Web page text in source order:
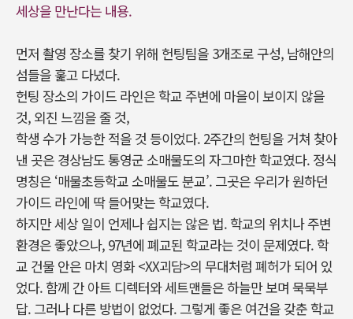
세상을 만난다는 내용.
먼저 촬영 장소를 찾기 위해 헌팅팀을 3개조로 구성, 남해안의
섬들을 훑고 다녔다.
헌팅 장소의 가이드 라인은 학교 주변에 마을이 보이지 않을
것, 외진 느낌을 줄 것,
학생 수가 가능한 적을 것 등이었다. 2주간의 헌팅을 거쳐 찾아
낸 곳은 경상남도 통영군 소매물도의 자그마한 학교였다. 정식
명칭은 ‘매물초등학교 소매물도 분교’. 그곳은 우리가 원하던
가이드 라인에 딱 들어맞는 학교였다.
하지만 세상 일이 언제나 쉽지는 않은 법. 학교의 위치나 주변
환경은 좋았으나, 97년에 폐교된 학교라는 것이 문제였다. 학
교 건물 안은 마치 영화 <XX괴담>의 무대처럼 폐허가 되어 있
었다. 함께 간 아트 디렉터와 세트맨들은 하늘만 보며 묵묵부
답. 그러나 다른 방법이 없었다. 그렇게 좋은 여건을 갖춘 학교